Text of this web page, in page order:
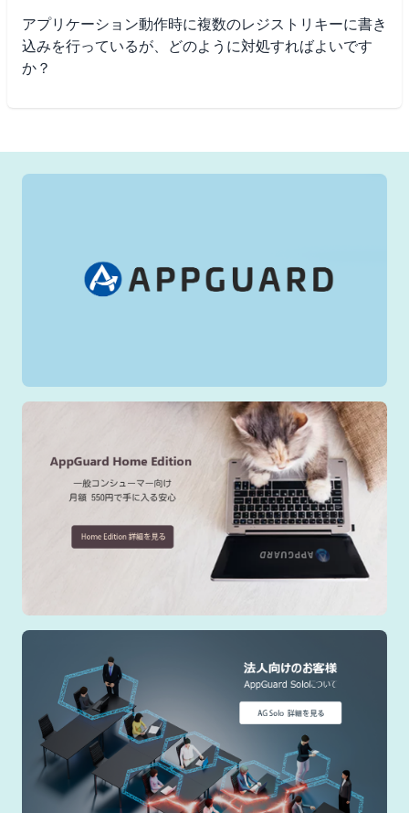
アプリケーション動作時に複数のレジストリキーに書き
込みを行っているが、どのように対処すればよいです
か？